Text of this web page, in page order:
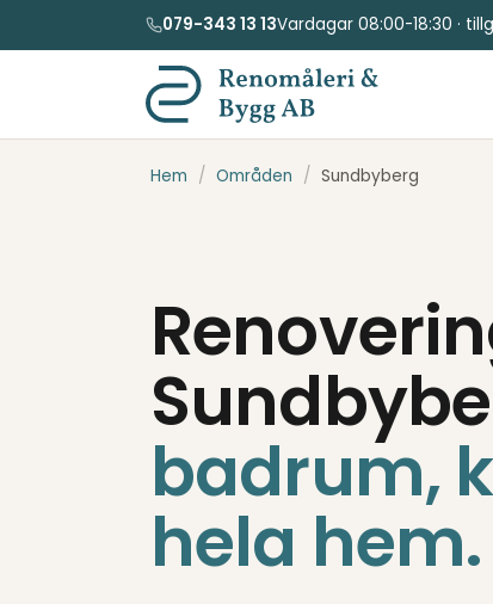
079-343 13 13Vardagar 08:00-18:30 ·
Hem / Områden / Sundbyberg
badrum,
hela hem.